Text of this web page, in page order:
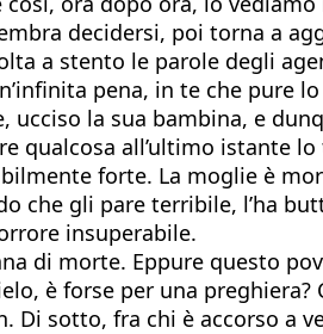
decidersi, poi torna a
a stento le parole degli
pena, in te che pure
ucciso la sua bambina, e
qualcosa all’ultimo istante
forte. La moglie è
che gli pare terribile, l’ha
insuperabile.
di morte. Eppure questo
è forse per una
Di sotto, fra chi è accorso a